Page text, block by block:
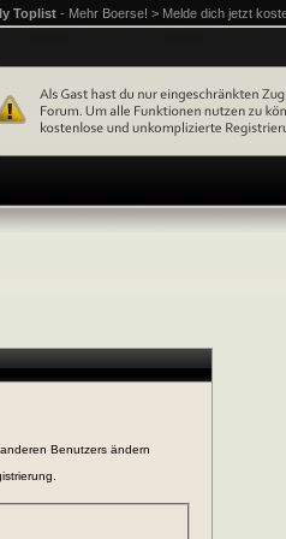
Toplist - Mehr Boerse! > Melde dich jetzt
Benutzers ändern